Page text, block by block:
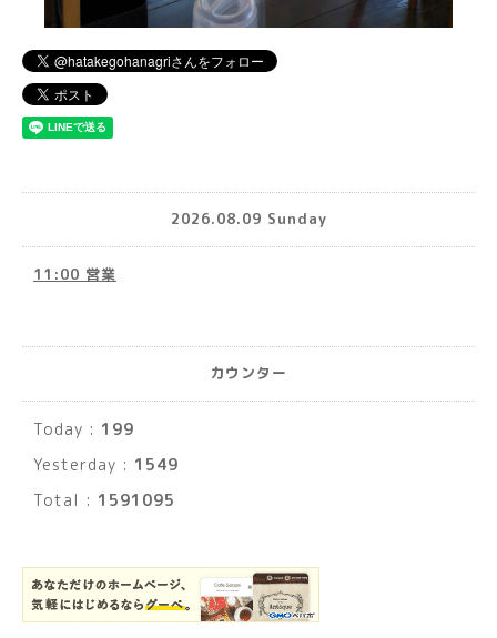
2026.08.09 Sunday
11:00 営業
カウンター
Today : 199
Yesterday : 1549
Total : 1591095